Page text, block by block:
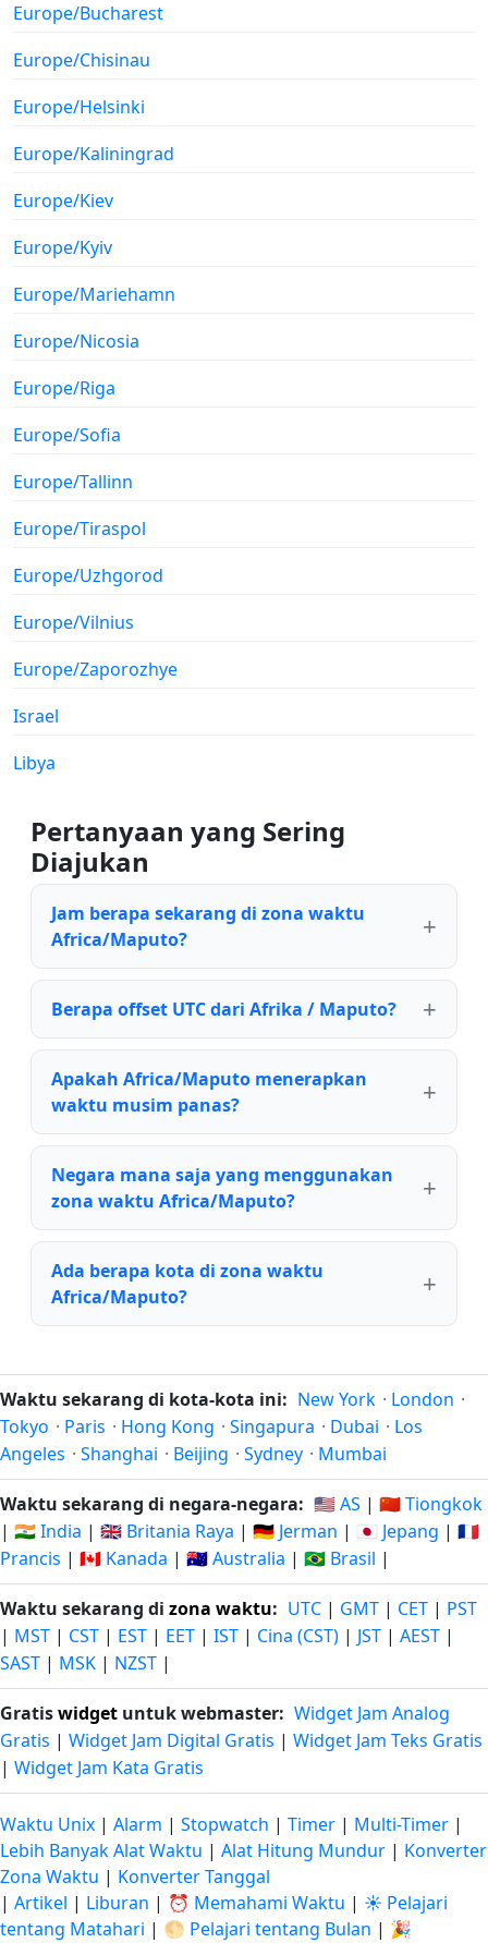
Europe/Bucharest
Europe/Chisinau
Europe/Helsinki
Europe/Kaliningrad
Europe/Kiev
Europe/Kyiv
Europe/Mariehamn
Europe/Nicosia
Europe/Riga
Europe/Sofia
Europe/Tallinn
Europe/Tiraspol
Europe/Uzhgorod
Europe/Vilnius
Europe/Zaporozhye
Israel
Libya
Pertanyaan yang Sering
Diajukan
Jam berapa sekarang di zona waktu
Africa/Maputo?
Berapa offset UTC dari Afrika / Maputo?
Apakah Africa/Maputo menerapkan
waktu musim panas?
Negara mana saja yang menggunakan
zona waktu Africa/Maputo?
Ada berapa kota di zona waktu
Africa/Maputo?
Waktu sekarang di kota-kota ini: New York · London ·
Tokyo · Paris · Hong Kong · Singapura · Dubai · Los
Angeles · Shanghai · Beijing · Sydney · Mumbai
Waktu sekarang di negara-negara: 🇺🇸 AS | 🇨🇳 Tiongkok
| 🇮🇳 India | 🇬🇧 Britania Raya | 🇩🇪 Jerman | 🇯🇵 Jepang | 🇫🇷
Prancis | 🇨🇦 Kanada | 🇦🇺 Australia | 🇧🇷 Brasil |
Waktu sekarang di zona waktu: UTC | GMT | CET | PST
| MST | CST | EST | EET | IST | Cina (CST) | JST | AEST |
SAST | MSK | NZST |
Gratiswidget untuk webmaster: Widget Jam Analog
Gratis | Widget Jam Digital Gratis | Widget Jam Teks Gratis
| Widget Jam Kata Gratis
Waktu Unix | Alarm | Stopwatch | Timer | Multi-Timer |
Lebih Banyak Alat Waktu | Alat Hitung Mundur | Konverter
Zona Waktu | Konverter Tanggal
| Artikel | Liburan | ⏰ Memahami Waktu | ☀️ Pelajari
tentang Matahari | 🌕 Pelajari tentang Bulan | 🎉